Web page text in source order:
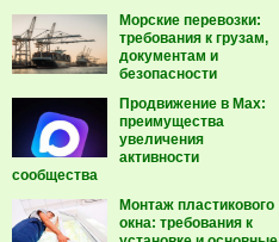
Морские перевозки:
требования к грузам,
документам и
безопасности
Продвижение в Max:
преимущества
увеличения
активности
сообщества
Монтаж пластикового
окна: требования к